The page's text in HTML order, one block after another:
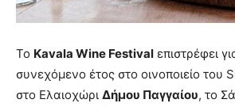
Το Kavala Wine Festival επιστρέφει
συνεχόμενο έτος στο οινοποιείο του
στο Ελαιοχώρι Δήμου Παγγαίου, το